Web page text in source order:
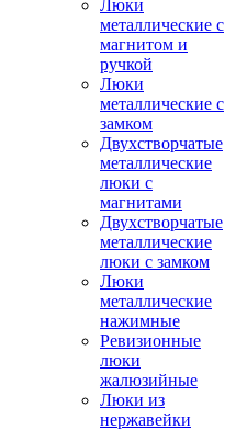
Люки
металлические с
магнитом и
ручкой
Люки
металлические с
замком
Двухстворчатые
металлические
люки с
магнитами
Двухстворчатые
металлические
люки с замком
Люки
металлические
нажимные
Ревизионные
люки
жалюзийные
Люки из
нержавейки